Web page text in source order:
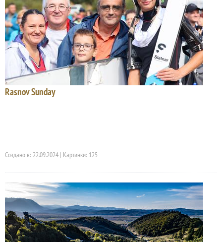
Rasnov Sunday
Создано в: 22.09.2024 | Картинки: 125